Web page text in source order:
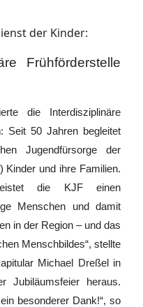
der Kinder:
Frühförderstelle
die Interdisziplinäre
Seit 50 Jahren begleitet
Jugendfürsorge der
Kinder und ihre Familien.
die KJF einen
Menschen und damit
in der Region – und das
Menschbildes“, stellte
Michael Dreßel in
Jubiläumsfeier heraus.
besonderer Dank!“, so